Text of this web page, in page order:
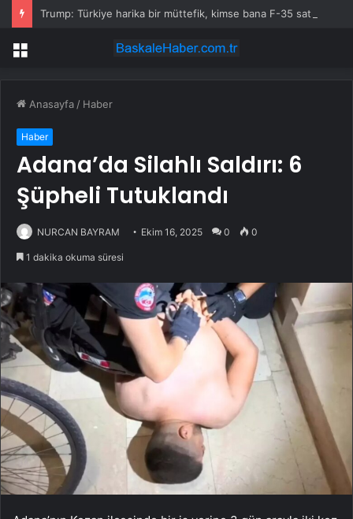
Menü
Anasayfa / Haber
Haber
Adana’da Silahlı Saldırı: 6
Şüpheli Tutuklandı
NURCAN BAYRAM Ekim 16, 2025 0 0
1 dakika okuma süresi